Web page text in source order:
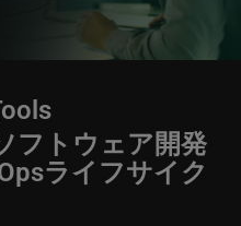
フトウェア開発
ライフサイク